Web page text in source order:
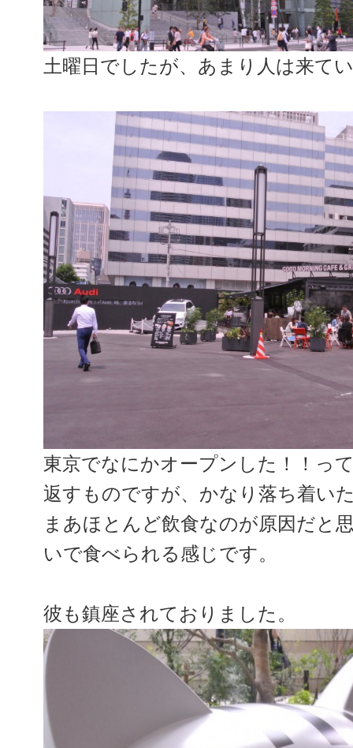
土曜日でしたが、あまり人は来て
東京でなにかオープンした！！っ
返すものですが、かなり落ち着い
まあほとんど飲食なのが原因だと
いで食べられる感じです。
彼も鎮座されておりました。